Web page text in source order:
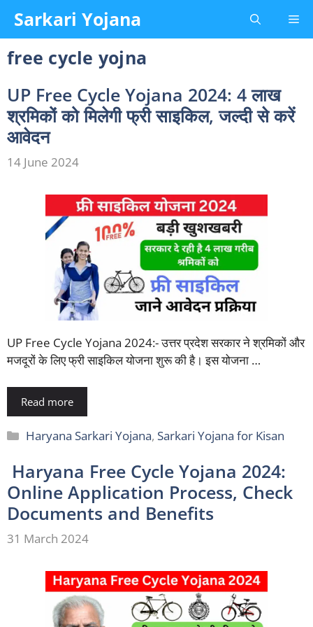
content
Sarkari Yojana
free cycle yojna
UP Free Cycle Yojana 2024: 4 लाख
श्रमिकों को मिलेगी फ्री साइकिल, जल्दी से करें
आवेदन
14 June 2024
UP Free Cycle Yojana 2024:- उत्तर प्रदेश सरकार ने श्रमिकों और
मजदूरों के लिए फ्री साइकिल योजना शुरू की है। इस योजना …
Read more
Categories
Haryana Sarkari Yojana, Sarkari Yojana for Kisan
Haryana Free Cycle Yojana 2024:
Online Application Process, Check
Documents and Benefits
31 March 2024